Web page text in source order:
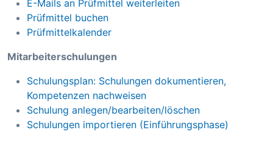
E-Mails an Prüfmittel weiterleiten
Prüfmittel buchen
Prüfmittelkalender
Mitarbeiterschulungen
Schulungsplan: Schulungen dokumentieren,
Kompetenzen nachweisen
Schulung anlegen/bearbeiten/löschen
Schulungen importieren (Einführungsphase)